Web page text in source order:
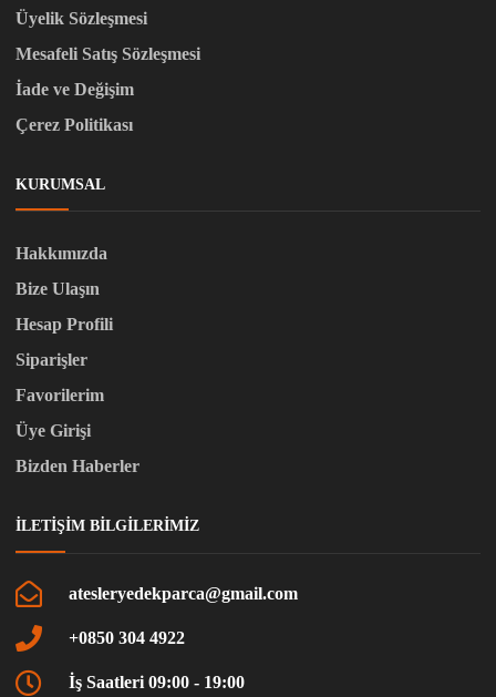
Üyelik Sözleşmesi
Mesafeli Satış Sözleşmesi
İade ve Değişim
Çerez Politikası
KURUMSAL
Hakkımızda
Bize Ulaşın
Hesap Profili
Siparişler
Favorilerim
Üye Girişi
Bizden Haberler
İLETIŞIM BILGILERIMIZ
atesleryedekparca@gmail.com
+0850 304 4922
İş Saatleri 09:00 - 19:00